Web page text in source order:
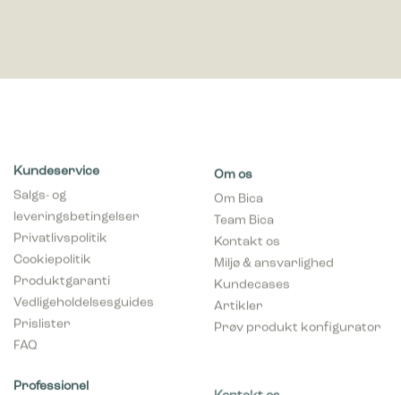
Kundeservice
Salgs- og
leveringsbetingelser
Privatlivspolitik
Cookiepolitik
Produktgaranti
Vedligeholdelsesguides
Prislister
FAQ
Om os
Om Bica
Team Bica
Kontakt os
Miljø & ansvarlighed
Kundecases
Artikler
Prøv produkt konfigurator